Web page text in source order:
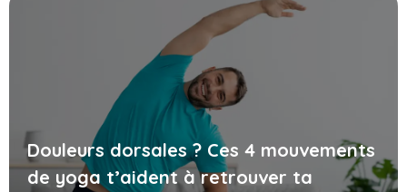
Douleurs dorsales ? Ces 4 mouvements
de yoga t’aident à retrouver ta